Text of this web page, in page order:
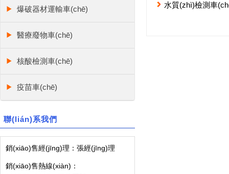
(chē)廠(chǎng)家全
水質(zhì)檢測車
爆破器材運輸車(chē)
醫療廢物車(chē)
核酸檢測車(chē)
疫苗車(chē)
聯(lián)系我們
銷(xiāo)售經(jīng)理：張經(jīng)理
銷(xiāo)售熱線(xiàn)：